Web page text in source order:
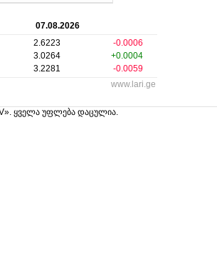
07.08.2026
2.6223 -0.0006
3.0264 +0.0004
3.2281
-0.0059
www.lari.ge
ყველა უფლება დაცულია.